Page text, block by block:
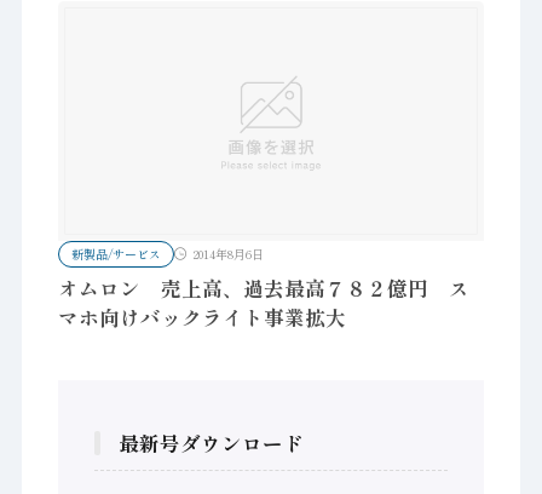
新製品/サービス 2014年8月6日
オムロン 売上高、過去最高７８２億円 ス
マホ向けバックライト事業拡大
最新号ダウンロード